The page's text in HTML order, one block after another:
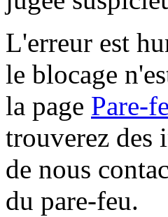
L'erreur est
le blocage
la page Pare-
trouverez des
de nous
du pare-feu.